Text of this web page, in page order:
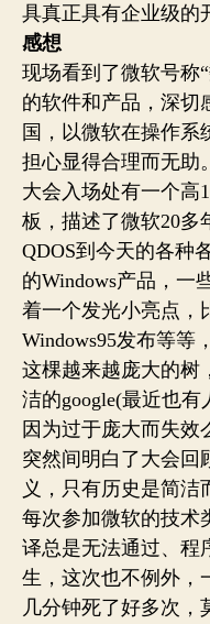
具真正具有企业级的
感想
现场看到了微软号称
的软件和产品，深切
国，以微软在操作系
担心显得合理而无助。
大会入场处有一个高
板，描述了微软20多
QDOS到今天的各种
的Windows产品，一
着一个发光小亮点，
Windows95发布等等
这棵越来越庞大的树
洁的google(最近也有
因为过于庞大而失效
突然间明白了大会回
义，只有历史是简洁
每次参加微软的技术
译总是无法通过、程
生，这次也不例外，
几分钟死了好多次，